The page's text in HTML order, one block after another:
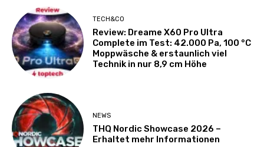
TECH&CO
Review: Dreame X60 Pro Ultra
Complete im Test: 42.000 Pa, 100 °C
Moppwäsche & erstaunlich viel
Technik in nur 8,9 cm Höhe
NEWS
THQ Nordic Showcase 2026 –
Erhaltet mehr Informationen